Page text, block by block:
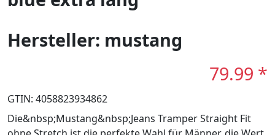
Hersteller: mustang
79.99 *
GTIN: 4058823934862
Die&nbsp;Mustang&nbsp;Jeans Tramper Straight Fit